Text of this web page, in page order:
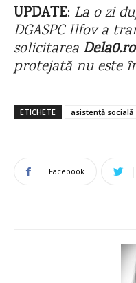
UPDATE: La o zi
DGASPC Ilfov a
solicitareaDela0.ro
protejată nu este
ETICHETE asistență socială
Facebook